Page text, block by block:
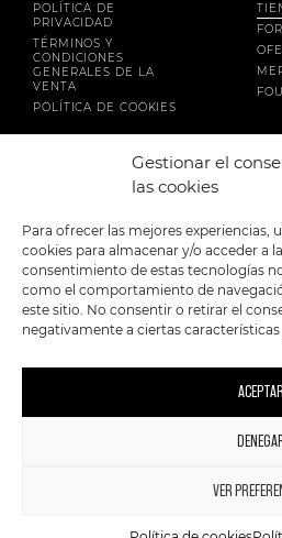
Gestionar el
las cookies
Para ofrecer las mejores experiencias,
cookies para almacenar y/o acceder a
consentimiento de estas tecnologías
como el comportamiento de
este sitio. No consentir o retirar el
negativamente a ciertas
ACEPTAR
VER
POLÍTICA DE
PRIVACIDAD
TÉRMINOS Y
CONDICIONES
GENERALES DE LA
VENTA
POLÍTICA DE COOKIES
SIGUENOS EN:
2023 FourSkulls. Reservados